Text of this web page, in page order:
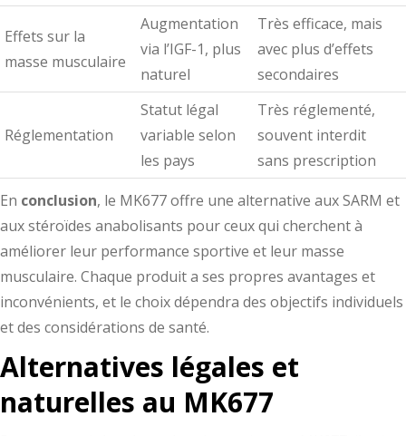
Effets sur la
masse musculaire
Augmentation
via l’IGF-1, plus
naturel
Très efficace, mais
avec plus d’effets
secondaires
Réglementation
Statut légal
variable selon
les pays
Très réglementé,
souvent interdit
sans prescription
En conclusion, le MK677 offre une alternative aux SARM et
aux stéroïdes anabolisants pour ceux qui cherchent à
améliorer leur performance sportive et leur masse
musculaire. Chaque produit a ses propres avantages et
inconvénients, et le choix dépendra des objectifs individuels
et des considérations de santé.
Alternatives légales et
naturelles au MK677